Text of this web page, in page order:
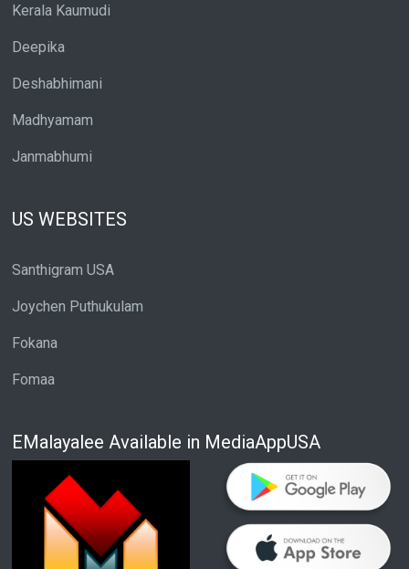
Kerala Kaumudi
Deepika
Deshabhimani
Madhyamam
Janmabhumi
US WEBSITES
Santhigram USA
Joychen Puthukulam
Fokana
Fomaa
EMalayalee Available in MediaAppUSA